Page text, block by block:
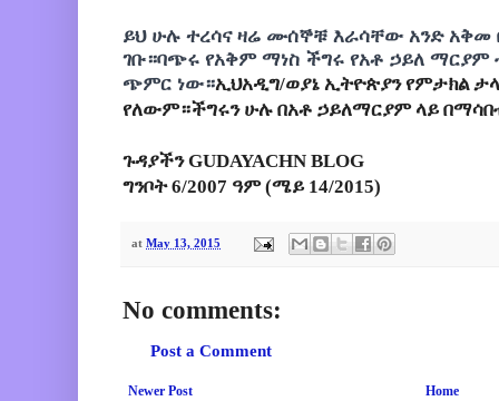
ይህ ሁሉ ተረሳና ዛሬ ሙሰኞቹ እራሳቸው አንድ አቅመ
ገቡ።ባጭሩ የአቅም ማነስ ችግሩ የአቶ ኃይለ
ጭምር ነው።ኢህአዲግ/ወያኔ ኢትዮጵያን የምታክል
የለውም።ችግሩን ሁሉ በአቶ ኃይለማርያም ላይ
ጉዳያችን GUDAYACHN BLOG
ግንቦት 6/2007 ዓም (ሜይ 14/2015)
at May 13, 2015
No comments:
Post a Comment
Newer Post Home